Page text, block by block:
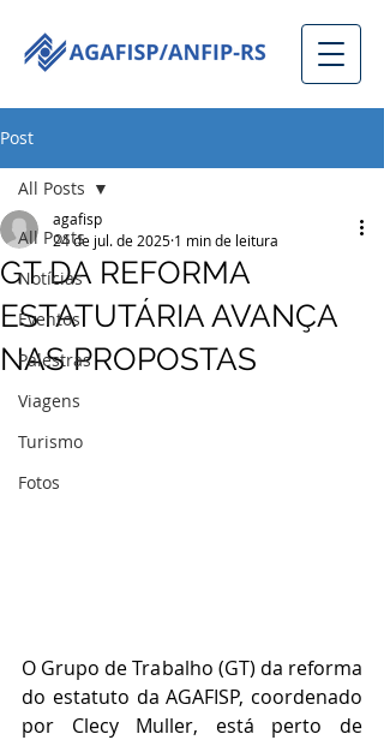
Post
All Posts
Notícias
Eventos
Palestras
Viagens
Turismo
Fotos
All Posts
GT DA REFORMA
ESTATUTÁRIA AVANÇA
NAS PROPOSTAS
agafisp
24 de jul. de 2025 1 min de leitura
O Grupo de Trabalho (GT) da reforma
do estatuto da AGAFISP, coordenado
por Clecy Muller, está perto de